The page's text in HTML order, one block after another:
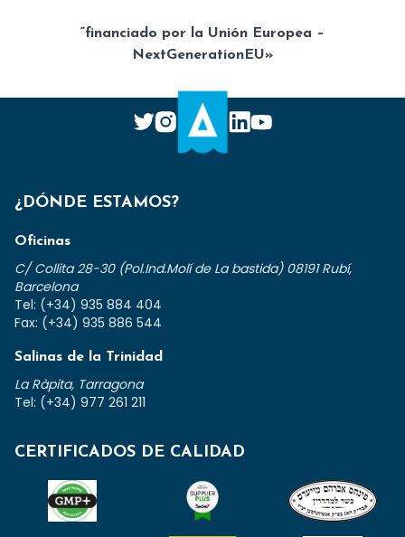
“financiado por la Unión Europea –
NextGenerationEU»
¿DÓNDE ESTAMOS?
Oficinas
C/ Collita 28-30 (Pol.Ind.Molí de La bastida) 08191 Rubí,
Barcelona
Tel: (+34) 935 884 404
Fax: (+34) 935 886 544
Salinas de la Trinidad
La Ràpita, Tarragona
Tel: (+34) 977 261 211
CERTIFICADOS DE CALIDAD